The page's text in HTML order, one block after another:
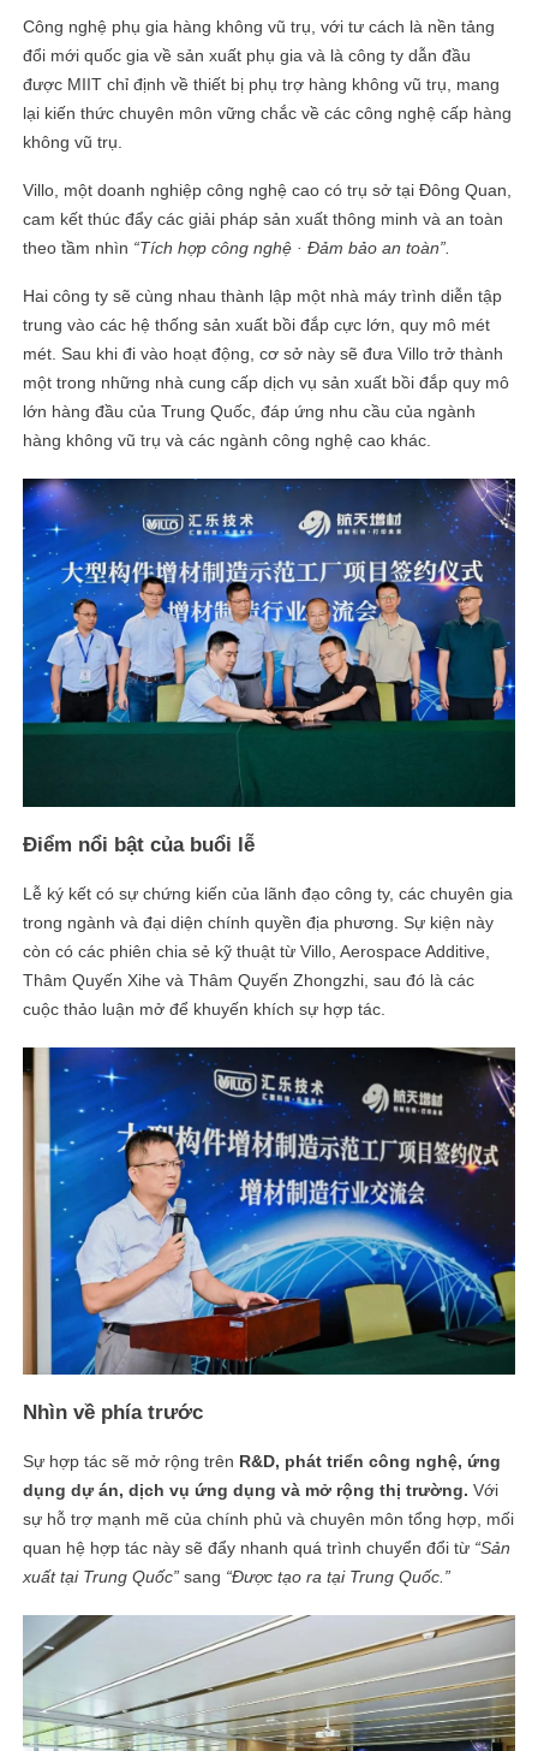
Công nghệ phụ gia hàng không vũ trụ, với tư cách là nền tảng
đổi mới quốc gia về sản xuất phụ gia và là công ty dẫn đầu
được MIIT chỉ định về thiết bị phụ trợ hàng không vũ trụ, mang
lại kiến ​​thức chuyên môn vững chắc về các công nghệ cấp hàng
không vũ trụ.
Villo, một doanh nghiệp công nghệ cao có trụ sở tại Đông Quan,
cam kết thúc đẩy các giải pháp sản xuất thông minh và an toàn
theo tầm nhìn “Tích hợp công nghệ · Đảm bảo an toàn”.
Hai công ty sẽ cùng nhau thành lập một nhà máy trình diễn tập
trung vào các hệ thống sản xuất bồi đắp cực lớn, quy mô mét
mét. Sau khi đi vào hoạt động, cơ sở này sẽ đưa Villo trở thành
một trong những nhà cung cấp dịch vụ sản xuất bồi đắp quy mô
lớn hàng đầu của Trung Quốc, đáp ứng nhu cầu của ngành
hàng không vũ trụ và các ngành công nghệ cao khác.
Điểm nổi bật của buổi lễ
Lễ ký kết có sự chứng kiến ​​của lãnh đạo công ty, các chuyên gia
trong ngành và đại diện chính quyền địa phương. Sự kiện này
còn có các phiên chia sẻ kỹ thuật từ Villo, Aerospace Additive,
Thâm Quyến Xihe và Thâm Quyến Zhongzhi, sau đó là các
cuộc thảo luận mở để khuyến khích sự hợp tác.
Nhìn về phía trước
Sự hợp tác sẽ mở rộng trên R&D, phát triển công nghệ, ứng
dụng dự án, dịch vụ ứng dụng và mở rộng thị trường. Với
sự hỗ trợ mạnh mẽ của chính phủ và chuyên môn tổng hợp, mối
quan hệ hợp tác này sẽ đẩy nhanh quá trình chuyển đổi từ “Sản
xuất tại Trung Quốc” sang “Được tạo ra tại Trung Quốc.”